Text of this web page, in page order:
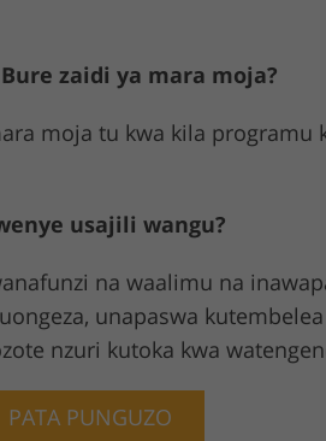
zaidi ya mara moja?
moja tu kwa kila programu
usajili wangu?
na waalimu na
unapaswa
nzuri kutoka kwa
PATA PUNGUZO